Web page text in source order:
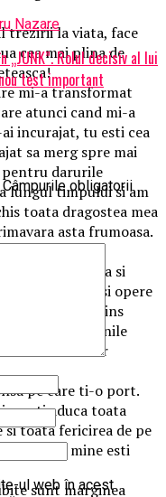
trezirii la viata, face
cea mai plina de
mi-a transformat
atunci cand mi-a
incurajat, tu esti cea
sa merg spre mai
darurile
lungul timpului si am
toata dragostea mea
asta frumoasa.
continuitatea si
in cintece si opere
tinut mereu aprins
sfintenie datinile
in inimile celor
pe care ti-o port.
sa-ti aduca toata
si toata fericirea de pe
pentru mine esti
sunt marginea
Rolul decisiv al lui
test important
Câmpurile obligatorii
ul web în acest